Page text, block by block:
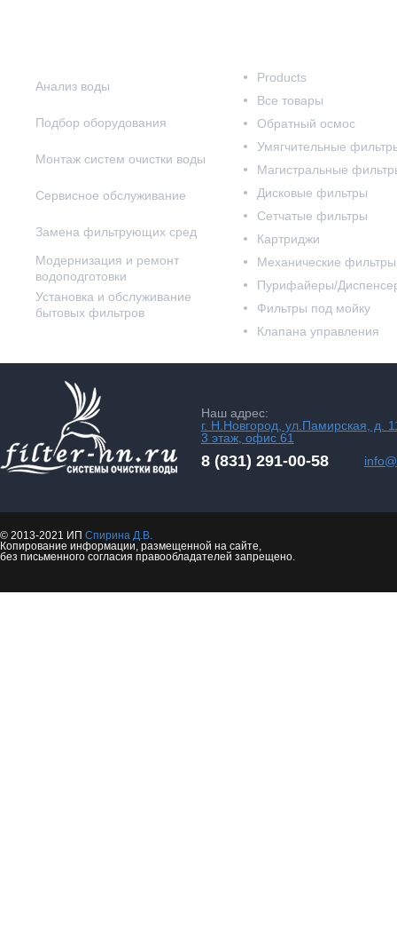
Анализ воды
Подбор оборудования
Монтаж систем очистки воды
Сервисное обслуживание
Замена фильтрующих сред
Модернизация и ремонт
водоподготовки
Установка и обслуживание
бытовых фильтров
Products
Все товары
Обратный осмос
Умягчительные
Магистральные
Дисковые фильтры
Сетчатые фильтры
Картриджи
Механические фильтры
Пурифайеры/
Фильтры под мойку
Клапана управления
Наш адрес:
г. Н.Новгород, ул.Памирская, д.
3 этаж, офис 61
8 (831) 291-00-58
© 2013-2021 ИП Спирина Д.В.
Копирование информации, размещенной на сайте,
без письменного согласия правообладателей запрещено.